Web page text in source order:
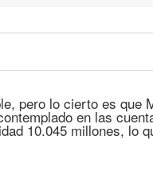
pero lo cierto es que
en las
10.045 millones, lo